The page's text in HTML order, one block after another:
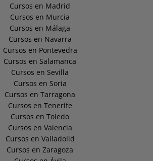
Cursos en Madrid
Cursos en Murcia
Cursos en Málaga
Cursos en Navarra
Cursos en Pontevedra
Cursos en Salamanca
Cursos en Sevilla
Cursos en Soria
Cursos en Tarragona
Cursos en Tenerife
Cursos en Toledo
Cursos en Valencia
Cursos en Valladolid
Cursos en Zaragoza